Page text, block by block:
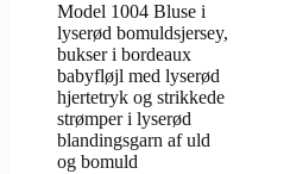
Model 1004 Bluse i
lyserød bomuldsjersey,
bukser i bordeaux
babyfløjl med lyserød
hjertetryk og strikkede
strømper i lyserød
blandingsgarn af uld
og bomuld